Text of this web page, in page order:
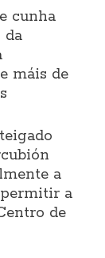
cunha
da
máis de
a
a
de